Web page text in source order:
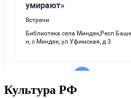
Культура РФ